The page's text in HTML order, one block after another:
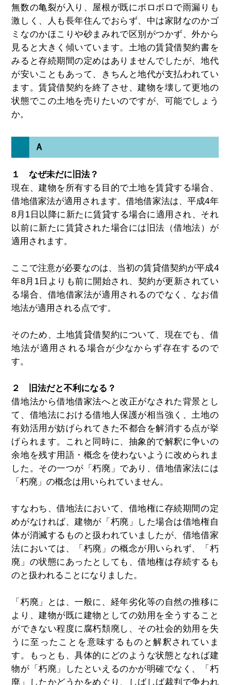
無数の亀裂が入り、屋根が既にボロボロで雨漏りも
激しく、人も長年住んでおらず、中は家財なのかゴ
ミなのかほこりや砂まみれで区別がつかず、外から
見ると大きく傾いています。土地の賃貸借契約書を
みると存続期間の定めはありませんでしたが、地代
が安いこともあって、きちんと地代が支払われてい
ます。賃貸借契約を終了させ、建物を壊して更地の
状態でこの土地を売りたいのですが、可能でしょう
か。
Ａ
１ なぜ未だに旧法？
現在、建物を所有する目的で土地を賃貸する場合、
借地借家法が適用されます。借地借家法は、平成4年
8月1日以降に新たに賃貸する場合に適用され、それ
以前に新たに賃貸された場合には旧法（借地法）が
適用されます。
ここで注意が必要なのは、当初の賃貸借契約が平成4
年8月1日よりも前に開始され、契約が更新されてい
る場合、借地借家法が適用されるのでなく、なお借
地法が適用される点です。
そのため、土地賃貸借契約について、現在でも、借
地法が適用される場合が少なからず存在するので
す。
２ 旧法だと不利になる？
借地法から借地借家法へと改正がなされた背景とし
て、借地法における借地人保護が相当強く、土地の
有効活用が妨げられてきた不都合を解消する点が挙
げられます。これと同時に、抽象的で解釈に争いの
余地を残す用語・概念を使わないように改められま
した。その一つが「朽廃」であり、借地借家法には
「朽廃」の概念は用いられていません。
すなわち、借地法において、借地権に存続期間の定
めがなければ、建物が「朽廃」した場合は借地権自
体が消滅するものと扱われていましたが、借地借家
法においては、「朽廃」の概念が用いられず、「朽
廃」の状態にあったとしても、借地権は存続するも
のと扱われることになりました。
「朽廃」とは、一般に、経年劣化等の自然の推移に
より、建物が既に建物としての効用を全うすること
ができない程度に腐朽頽廃し、その社会的効用を失
うに至ったことを意味するものと解釈されていま
す。もっとも、具体的にどのような状態となれば建
物が「朽廃」したといえるのかが明確でなく、「朽
廃」したかどうかをめぐり、しばしば裁判で争われ